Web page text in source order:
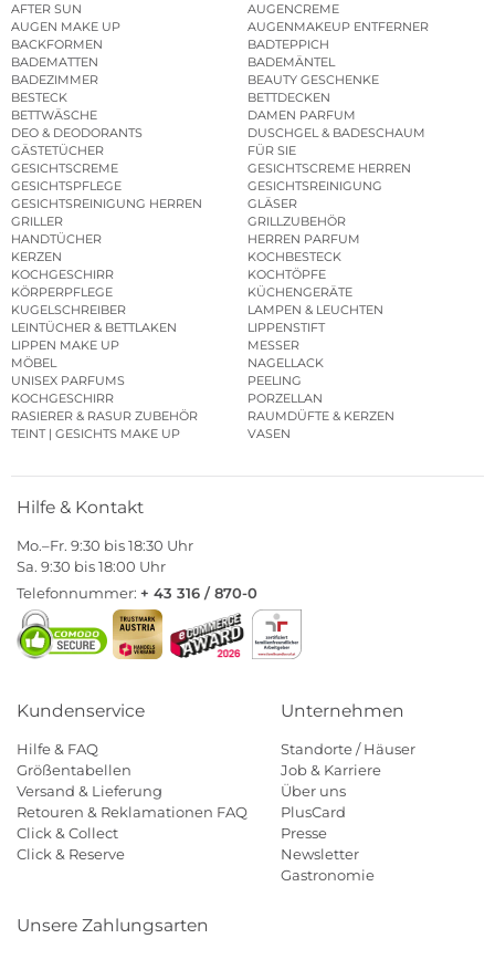
AFTER SUN
AUGENCREME
AUGEN MAKE UP
AUGENMAKEUP ENTFERNER
BACKFORMEN
BADTEPPICH
BADEMATTEN
BADEMÄNTEL
BADEZIMMER
BEAUTY GESCHENKE
BESTECK
BETTDECKEN
BETTWÄSCHE
DAMEN PARFUM
DEO & DEODORANTS
DUSCHGEL & BADESCHAUM
GÄSTETÜCHER
FÜR SIE
GESICHTSCREME
GESICHTSCREME HERREN
GESICHTSPFLEGE
GESICHTSREINIGUNG
GESICHTSREINIGUNG HERREN
GLÄSER
GRILLER
GRILLZUBEHÖR
HANDTÜCHER
HERREN PARFUM
KERZEN
KOCHBESTECK
KOCHGESCHIRR
KOCHTÖPFE
KÖRPERPFLEGE
KÜCHENGERÄTE
KUGELSCHREIBER
LAMPEN & LEUCHTEN
LEINTÜCHER & BETTLAKEN
LIPPENSTIFT
LIPPEN MAKE UP
MESSER
MÖBEL
NAGELLACK
UNISEX PARFUMS
PEELING
KOCHGESCHIRR
PORZELLAN
RASIERER & RASUR ZUBEHÖR
RAUMDÜFTE & KERZEN
TEINT | GESICHTS MAKE UP
VASEN
Hilfe & Kontakt
Mo.–Fr. 9:30 bis 18:30 Uhr
Sa. 9:30 bis 18:00 Uhr
Telefonnummer: + 43 316 / 870-0
Kundenservice
Hilfe & FAQ
Größentabellen
Versand & Lieferung
Retouren & Reklamationen FAQ
Click & Collect
Click & Reserve
Unternehmen
Standorte / Häuser
Job & Karriere
Über uns
PlusCard
Presse
Newsletter
Gastronomie
Unsere Zahlungsarten